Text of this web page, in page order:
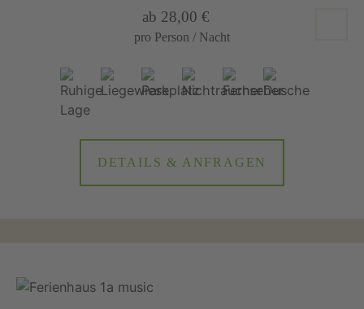
ab 28,00 €
pro Person / Nacht
DETAILS & ANFRAGEN